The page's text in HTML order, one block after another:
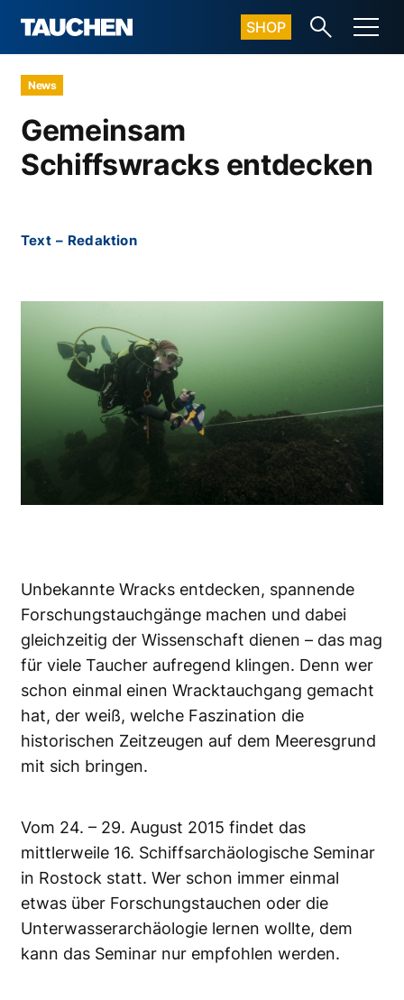
SHOP
News
Gemeinsam
Schiffswracks entdecken
Text – Redaktion
Unbekannte Wracks entdecken, spannende
Forschungstauchgänge machen und dabei
gleichzeitig der Wissenschaft dienen – das mag
für viele Taucher aufregend klingen. Denn wer
schon einmal einen Wracktauchgang gemacht
hat, der weiß, welche Faszination die
historischen Zeitzeugen auf dem Meeresgrund
mit sich bringen.
Vom 24. – 29. August 2015 findet das
mittlerweile 16. Schiffsarchäologische Seminar
in Rostock statt. Wer schon immer einmal
etwas über Forschungstauchen oder die
Unterwasserarchäologie lernen wollte, dem
kann das Seminar nur empfohlen werden.